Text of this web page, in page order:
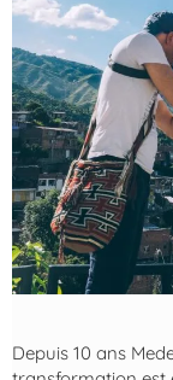
Depuis 10 ans